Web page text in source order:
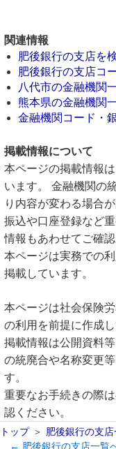
関連情報
肥後銀行の支店を
肥後銀行の支店コ
八代市の金融機関
熊本県の金融機関
金融機関コード・
掲載情報について
本ページの掲載情報
います。 金融機関の
り内容が変わる場合が
振込や口座登録など
情報もあわせてご確認
本ページは実務での
掲載しています。
本ページは社会保険
の利用を前提に作成し
掲載情報は公開資料
の統廃合や名称変更
す。
重要なお手続きの際
認ください。
トップ 肥後銀行の支
← 肥後銀行の支店一覧